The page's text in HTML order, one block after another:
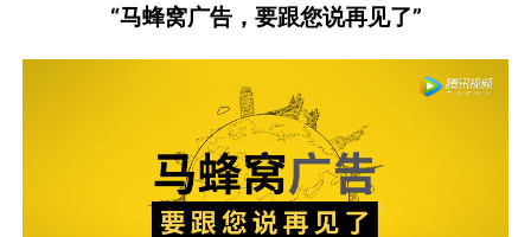
“马蜂窝广告，要跟您说再见了”